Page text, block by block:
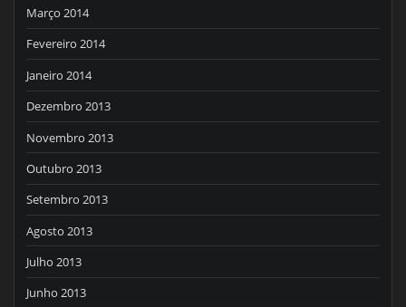
Março 2014
Fevereiro 2014
Janeiro 2014
Dezembro 2013
Novembro 2013
Outubro 2013
Setembro 2013
Agosto 2013
Julho 2013
Junho 2013